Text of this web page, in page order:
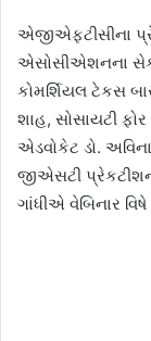
એજીએફટીસીના
એસોસીએશનના
કોમર્શિયલ ટેકસ
શાહ, સોસાયટી
એડવોકેટ ડો.
જીએસટી
ગાંધીએ વેબિનાર